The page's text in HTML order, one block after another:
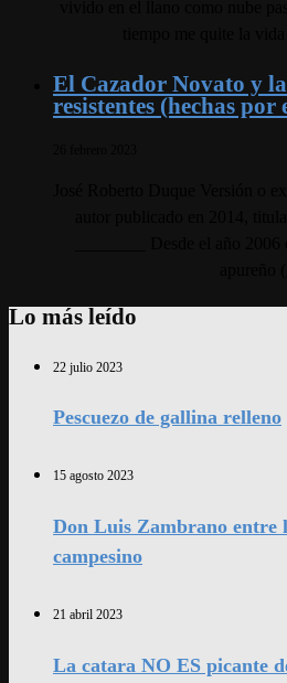
El Cazador Novato y
resistentes (hechas por
Lo más leído
22 julio 2023
Pescuezo de gallina relleno
15 agosto 2023
Don Luis Zambrano entre
campesino
21 abril 2023
La catara NO ES picante